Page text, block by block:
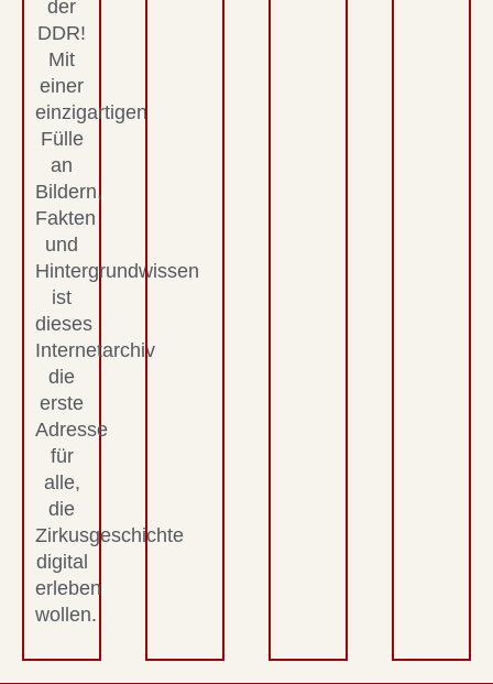
der
DDR!
Mit
einer
einzigartigen
Fülle
an
Bildern,
Fakten
und
Hintergrundwissen
ist
dieses
Internetarchiv
die
erste
Adresse
für
alle,
die
Zirkusgeschichte
digital
erleben
wollen.